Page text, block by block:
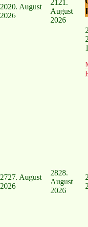
2020. August
2026
21 21.
August
2026
2727. August
2026
2828.
August
2026